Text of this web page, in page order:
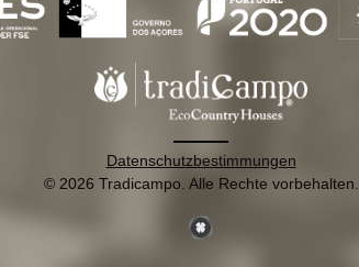
Datenschutzbestimmungen
© 2026 Tradicampo. Alle Rechte vorbehalten.